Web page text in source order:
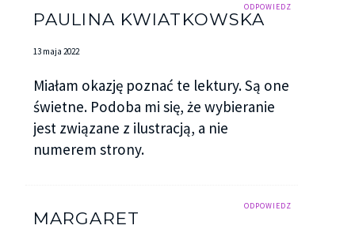
ODPOWIEDZ
PAULINA KWIATKOWSKA
13 maja 2022
Miałam okazję poznać te lektury. Są one
świetne. Podoba mi się, że wybieranie
jest związane z ilustracją, a nie
numerem strony.
ODPOWIEDZ
MARGARET